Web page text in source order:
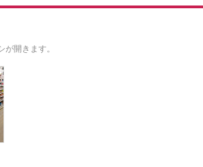
開きます。